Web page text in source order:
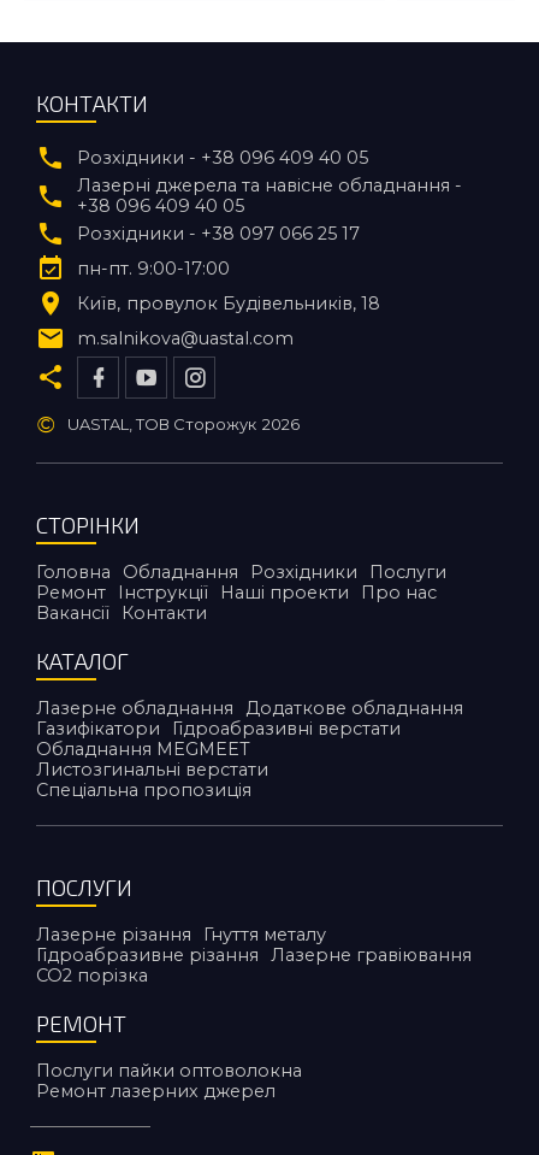
КОНТАКТИ
Розхідники - +38 096 409 40 05
Лазерні джерела та навісне обладнання -
+38 096 409 40 05
Розхідники - +38 097 066 25 17
пн-пт. 9:00-17:00
Київ
провулок Будівельників, 18
m.salnikova@uastal.com
© UASTAL, ТОВ Сторожук 2026
СТОРІНКИ
Головна Обладнання Розхідники
Послуги
Ремонт
Інструкції Наші проекти
Про нас
Вакансії
Контакти
КАТАЛОГ
Лазерне обладнання
Додаткове обладнання
Газифікатори
Гідроабразивні верстати
Обладнання MEGMEET
Листозгинальні верстати
Спеціальна пропозиція
ПОСЛУГИ
Лазерне різання
Гнуття металу
Гідроабразивне різання
Лазерне гравіювання
CO2 порiзка
РЕМОНТ
Послуги пайки оптоволокна
Ремонт лазерних джерел